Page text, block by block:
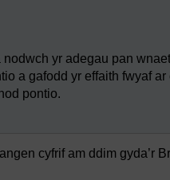
yr adegau pan
a gafodd yr effaith fwyaf
pontio.
cyfrif am ddim gyda’r